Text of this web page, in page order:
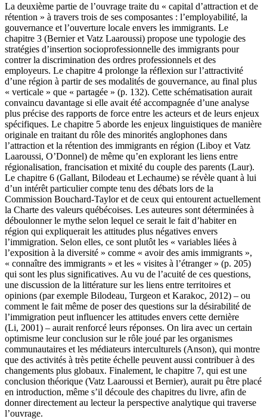
La deuxième partie de l’ouvrage traite du « capital d’attraction et de
rétention » à travers trois de ses composantes : l’employabilité, la
gouvernance et l’ouverture locale envers les immigrants. Le
chapitre 3 (Bernier et Vatz Laaroussi) propose une typologie des
stratégies d’insertion socioprofessionnelle des immigrants pour
contrer la discrimination des ordres professionnels et des
employeurs. Le chapitre 4 prolonge la réflexion sur l’attractivité
d’une région à partir de ses modalités de gouvernance, au final plus
« verticale » que « partagée » (p. 132). Cette schématisation aurait
convaincu davantage si elle avait été accompagnée d’une analyse
plus précise des rapports de force entre les acteurs et de leurs enjeux
spécifiques. Le chapitre 5 aborde les enjeux linguistiques de manière
originale en traitant du rôle des minorités anglophones dans
l’attraction et la rétention des immigrants en région (Liboy et Vatz
Laaroussi, O’Donnel) de même qu’en explorant les liens entre
régionalisation, francisation et mixité du couple des parents (Laur).
Le chapitre 6 (Gallant, Bilodeau et Lechaume) se révèle quant à lui
d’un intérêt particulier compte tenu des débats lors de la
Commission Bouchard-Taylor et de ceux qui entourent actuellement
la Charte des valeurs québécoises. Les auteures sont déterminées à
déboulonner le mythe selon lequel ce serait le fait d’habiter en
région qui expliquerait les attitudes plus négatives envers
l’immigration. Selon elles, ce sont plutôt les « variables liées à
l’exposition à la diversité » comme « avoir des amis immigrants »,
« connaître des immigrants » et les « visites à l’étranger » (p. 205)
qui sont les plus significatives. Au vu de l’acuité de ces questions,
une discussion de la littérature sur les liens entre territoires et
opinions (par exemple Bilodeau, Turgeon et Karakoc, 2012) – ou
comment le fait même de poser des questions sur la désirabilité de
l’immigration peut influencer les attitudes envers cette dernière
(Li, 2001) – aurait renforcé leurs réponses. On lira avec un certain
optimisme leur conclusion sur le rôle joué par les organismes
communautaires et les médiateurs interculturels (Anson), qui montre
que des activités à très petite échelle peuvent aussi contribuer à des
changements plus globaux. Finalement, le chapitre 7, qui est une
conclusion théorique (Vatz Laaroussi et Bernier), aurait pu être placé
en introduction, même s’il découle des chapitres du livre, afin de
donner directement au lecteur la perspective analytique qui traverse
l’ouvrage.